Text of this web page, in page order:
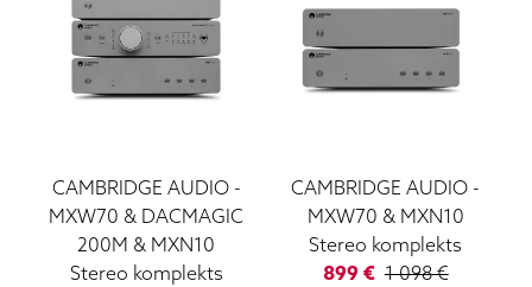
CAMBRIDGE AUDIO-
MXW70 & DACMAGIC
200M & MXN10
Stereo komplekts
CAMBRIDGE AUDIO -
MXW70 & MXN10
Stereo komplekts
899€ 1 098€